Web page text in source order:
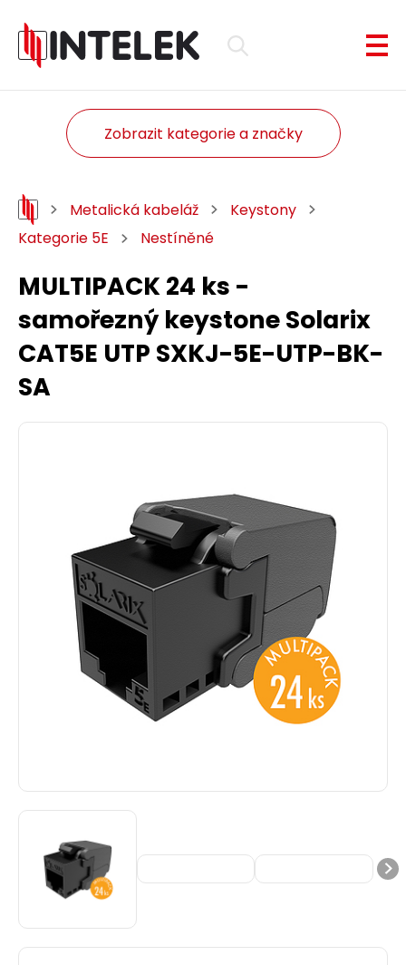
Zobrazit kategorie a značky
Metalická kabeláž
Keystony
Kategorie 5E
Nestíněné
MULTIPACK 24 ks -
samořezný keystone Solarix
CAT5E UTP SXKJ-5E-UTP-BK-
SA